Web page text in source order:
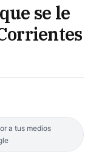
se le
a tus medios